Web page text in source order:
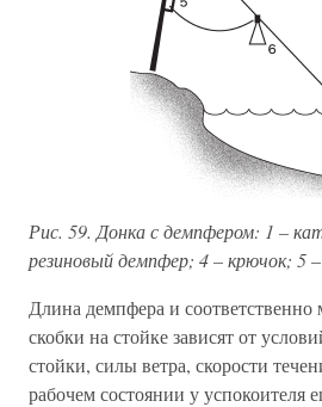
Рис. 59. Донка с демпфером: 1 –
резиновый демпфер; 4 – крючок; 5 –
Длина демпфера и соответственно
скобки на стойке зависят от
стойки, силы ветра, скорости
рабочем состоянии у успокоителя